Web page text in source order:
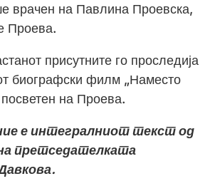
врачен на Павлина Проевска,
Проева.
присутните го проследија
биографски филм „Наместо
на Проева.
е интегралниот текст од
претседателката